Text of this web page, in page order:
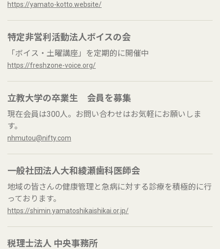
https://yamato-kotto.website/
特定非営利活動法人ボイスの会
「ボイス・土曜講座」を定期的に開催中
https://freshzone-voice.org/
立教大学の卒業生 会員を募集
現在会員は300人。お問い合わせはお気軽にお願いしま
す。
nhmutou@nifty.com
一般社団法人大和綾瀬歯科医師会
地域の皆さんの健康管理と急病に対する診療を積極的に行
っております。
https://shimin.yamatoshikaishikai.or.jp/
税理士法人 中央事務所